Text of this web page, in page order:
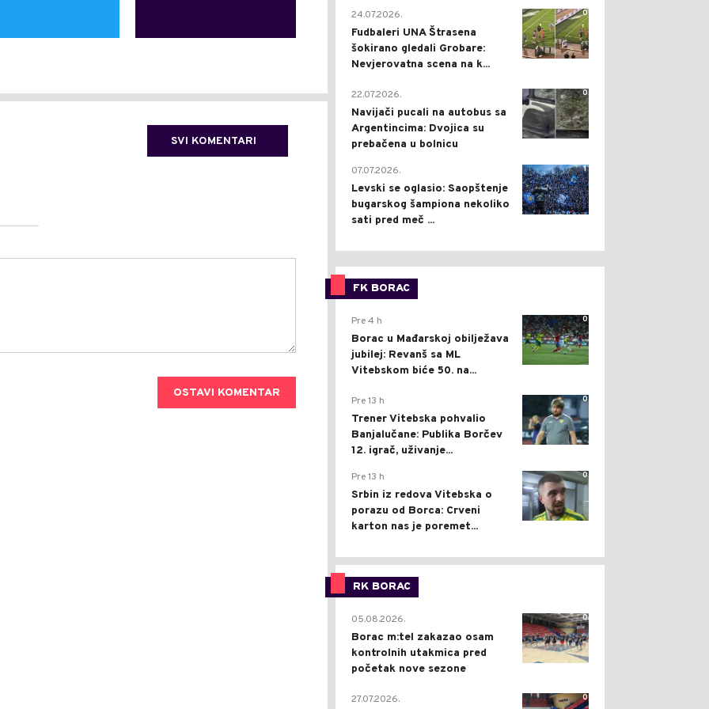
SVI KOMENTARI
OSTAVI KOMENTAR
0
24.07.2026.
Fudbaleri UNA Štrasena
šokirano gledali Grobare:
Nevjerovatna scena na k...
0
22.07.2026.
Navijači pucali na autobus sa
Argentincima: Dvojica su
prebačena u bolnicu
1
07.07.2026.
Levski se oglasio: Saopštenje
bugarskog šampiona nekoliko
sati pred meč ...
FK BORAC
0
Pre 4 h
Borac u Mađarskoj obilježava
jubilej: Revanš sa ML
Vitebskom biće 50. na...
0
Pre 13 h
Trener Vitebska pohvalio
Banjalučane: Publika Borčev
12. igrač, uživanje...
0
Pre 13 h
Srbin iz redova Vitebska o
porazu od Borca: Crveni
karton nas je poremet...
RK BORAC
0
05.08.2026.
Borac m:tel zakazao osam
kontrolnih utakmica pred
početak nove sezone
0
27.07.2026.